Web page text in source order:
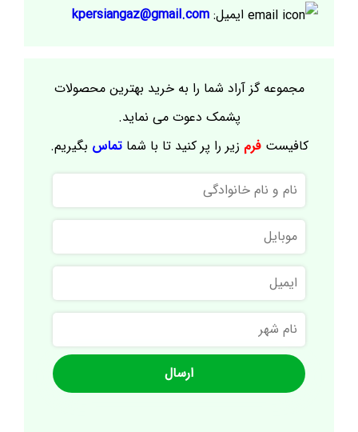
ایمیل: kpersiangaz@gmail.com
مجموعه گز آراد شما را به خرید بهترین محصولات
پشمک دعوت می نماید.
کافیستفرم زیر را پر کنید تا با شماتماس بگیریم.
نام
و
نام
خانوادگی
موبایل
ایمیل
نام
شهر